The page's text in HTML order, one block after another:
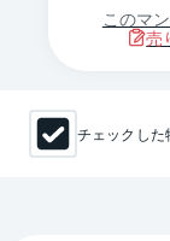
このマ
売
チェックした